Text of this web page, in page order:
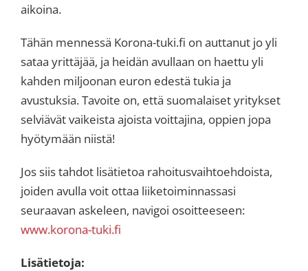
aikoina.
Tähän mennessä Korona-tuki.fi on auttanut jo yli
sataa yrittäjää, ja heidän avullaan on haettu yli
kahden miljoonan euron edestä tukia ja
avustuksia. Tavoite on, että suomalaiset yritykset
selviävät vaikeista ajoista voittajina, oppien jopa
hyötymään niistä!
Jos siis tahdot lisätietoa rahoitusvaihtoehdoista,
joiden avulla voit ottaa liiketoiminnassasi
seuraavan askeleen, navigoi osoitteeseen:
www.korona-tuki.fi
Lisätietoja: